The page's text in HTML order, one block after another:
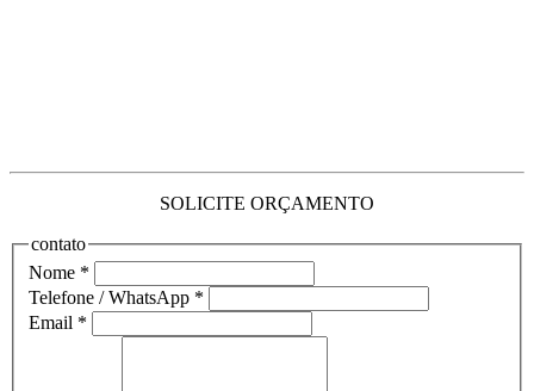
SOLICITE ORÇAMENTO
contato
Nome *
Telefone / WhatsApp *
Email *